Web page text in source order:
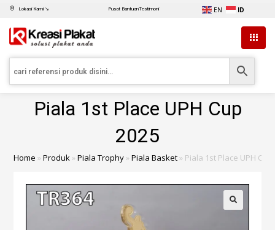
Lokasi Kami ↘ Pusat BantuanTestimoni EN ID
Piala 1st Place UPH Cup
2025
Home »Produk»Piala Trophy»Piala Basket» Piala 1st Place UPH Cup